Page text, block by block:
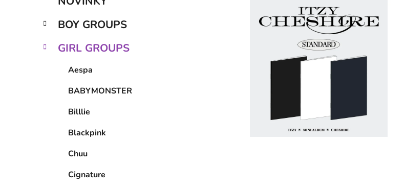
č
ý
kategórie
e
ó
BOY GROUPS
GIRL GROUPS
Aespa
BABYMONSTER
Billlie
Blackpink
Chuu
Cignature